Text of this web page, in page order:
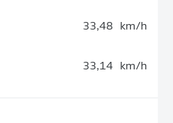
33,48 km/h
33,14 km/h